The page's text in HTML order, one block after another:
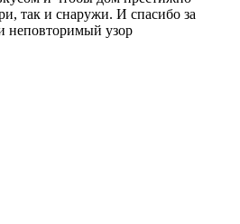
так и снаружи. И спасибо за
неповторимый узор